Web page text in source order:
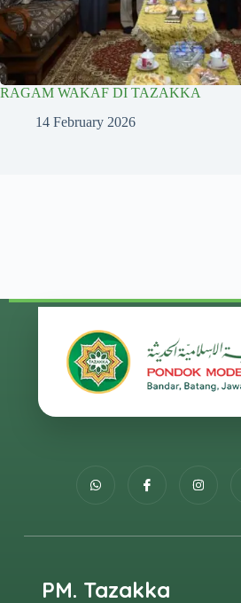
RAGAM WAKAF DI TAZAKKA
14 February 2026
PM. Tazakka